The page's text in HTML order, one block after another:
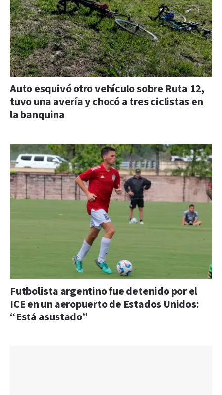
Auto esquivó otro vehículo sobre Ruta 12,
tuvo una avería y chocó a tres ciclistas en
la banquina
Futbolista argentino fue detenido por el
ICE en un aeropuerto de Estados Unidos:
“Está asustado”